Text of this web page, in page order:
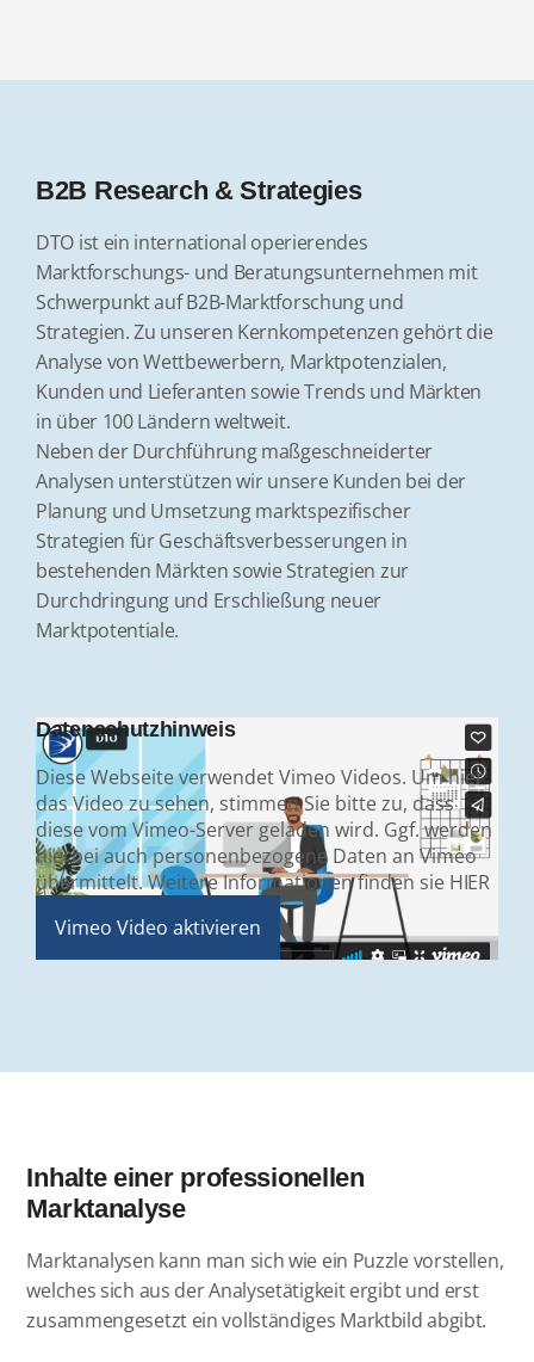
B2B Research & Strategies
DTO ist ein international operierendes
Marktforschungs- und Beratungsunternehmen mit
Schwerpunkt auf B2B-Marktforschung und
Strategien. Zu unseren Kernkompetenzen gehört die
Analyse von Wettbewerbern, Marktpotenzialen,
Kunden und Lieferanten sowie Trends und Märkten
in über 100 Ländern weltweit.
Neben der Durchführung maßgeschneiderter
Analysen unterstützen wir unsere Kunden bei der
Planung und Umsetzung marktspezifischer
Strategien für Geschäftsverbesserungen in
bestehenden Märkten sowie Strategien zur
Durchdringung und Erschließung neuer
Marktpotentiale.
Datenschutzhinweis
Diese Webseite verwendet Vimeo Videos. Um hier
das Video zu sehen, stimmen Sie bitte zu, dass
diese vom Vimeo-Server geladen wird. Ggf. werden
hierbei auch personenbezogene Daten an Vimeo
übermittelt. Weitere Informationen finden sie HIER
Inhalte einer professionellen
Marktanalyse
Marktanalysen kann man sich wie ein Puzzle vorstellen,
welches sich aus der Analysetätigkeit ergibt und erst
zusammengesetzt ein vollständiges Marktbild abgibt.